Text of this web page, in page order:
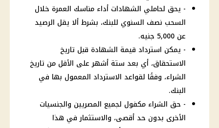
- يحق لحاملي الشهادات أداء مناسك العمرة خلال
السحب نصف السنوي للبنك، بشرط ألا يقل الرصيد
عن 5,000 جنيه.
- يمكن استرداد قيمة الشهادة قبل تاريخ
الاستحقاق، أي بعد ستة أشهر على الأقل من تاريخ
الشراء، وفقًا لقواعد الاسترداد المعمول بها في
البنك.
- حق الشراء مكفول لجميع المصريين والجنسيات
الأخرى بدون حد أقصى، والاستثمار في هذا